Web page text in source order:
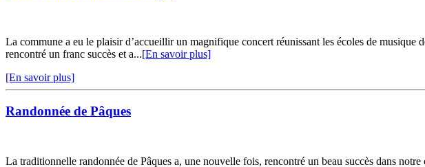
La commune a eu le plaisir d’accueillir un magnifique concert réunissant les écoles de
rencontré un franc succès et a...[En savoir plus]
[En savoir plus]
Randonnée de Pâques
La traditionnelle randonnée de Pâques a, une nouvelle fois, rencontré un beau succès dans